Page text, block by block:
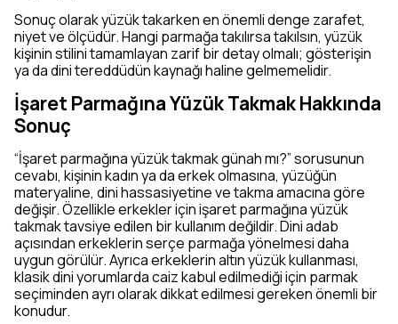
Sonuç olarak yüzük takarken en önemli denge zarafet,
niyet ve ölçüdür. Hangi parmağa takılırsa takılsın, yüzük
kişinin stilini tamamlayan zarif bir detay olmalı; gösterişin
ya da dini tereddüdün kaynağı haline gelmemelidir.
İşaret Parmağına Yüzük Takmak Hakkında
Sonuç
“İşaret parmağına yüzük takmak günah mı?” sorusunun
cevabı, kişinin kadın ya da erkek olmasına, yüzüğün
materyaline, dini hassasiyetine ve takma amacına göre
değişir. Özellikle erkekler için işaret parmağına yüzük
takmak tavsiye edilen bir kullanım değildir. Dini adab
açısından erkeklerin serçe parmağa yönelmesi daha
uygun görülür. Ayrıca erkeklerin altın yüzük kullanması,
klasik dini yorumlarda caiz kabul edilmediği için parmak
seçiminden ayrı olarak dikkat edilmesi gereken önemli bir
konudur.